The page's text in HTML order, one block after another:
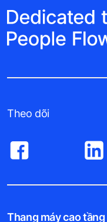
Theo dõi
Thang máy cao tầng